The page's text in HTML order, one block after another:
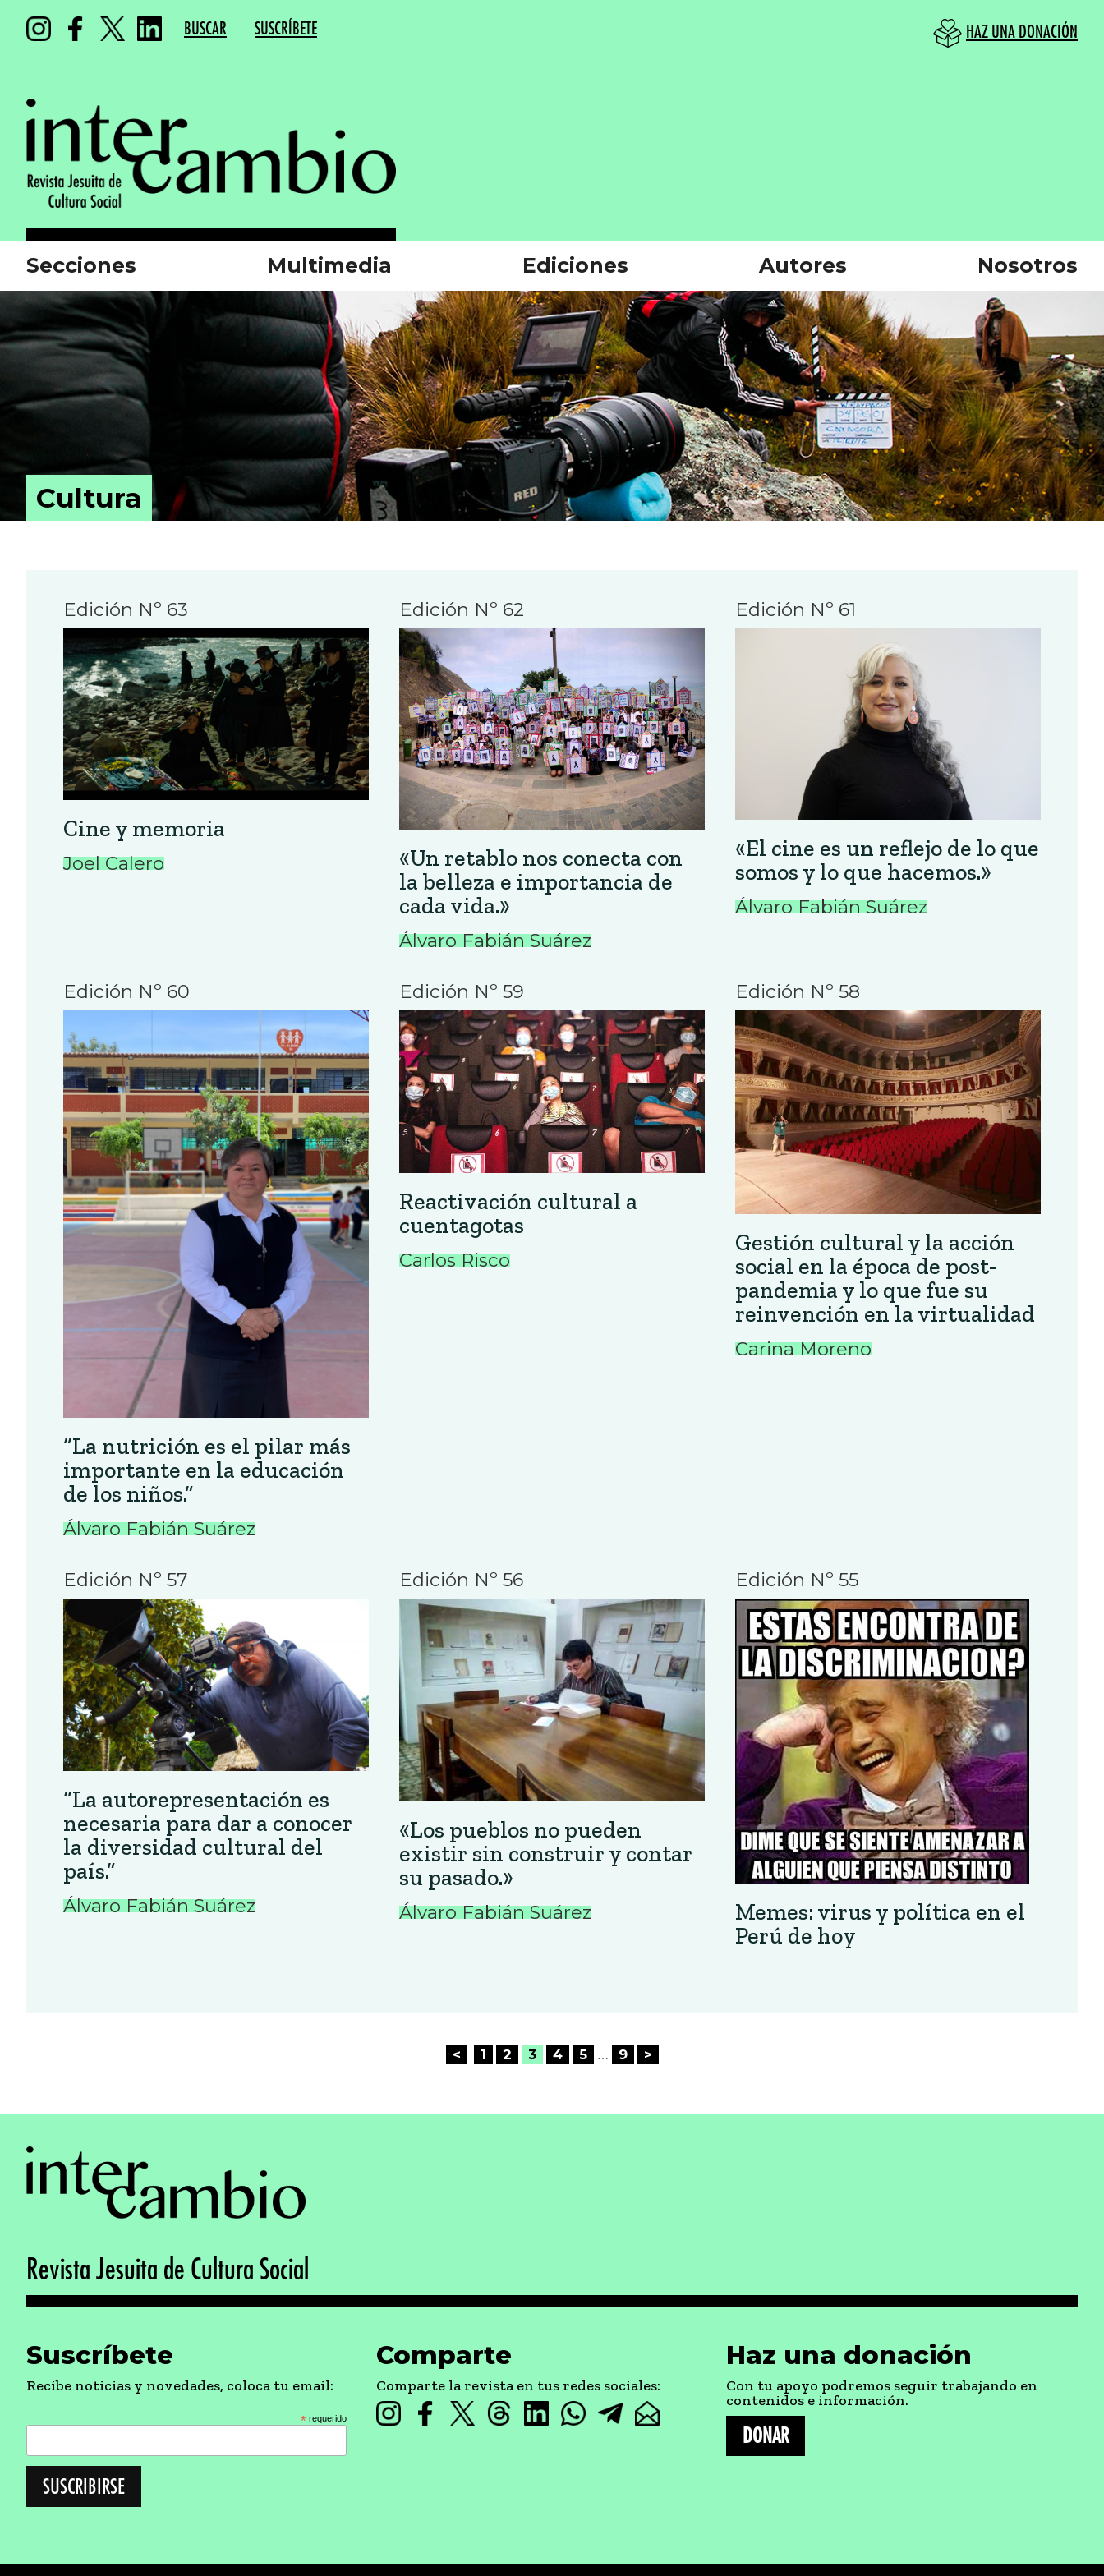
BUSCAR SUSCRÍBETE HAZ UNA DONACIÓN
Secciones Multimedia Ediciones Autores Nosotros
Cultura
Edición Nº 63
Cine y memoria
Joel Calero
Edición Nº 62
«Un retablo nos conecta con
la belleza e importancia de
cada vida.»
Álvaro Fabián Suárez
Edición Nº 61
«El cine es un reflejo de lo que
somos y lo que hacemos.»
Álvaro Fabián Suárez
Edición Nº 60
“La nutrición es el pilar más
importante en la educación
de los niños.”
Álvaro Fabián Suárez
Edición Nº 59
Reactivación cultural a
cuentagotas
Carlos Risco
Edición Nº 58
Gestión cultural y la acción
social en la época de post-
pandemia y lo que fue su
reinvención en la virtualidad
Carina Moreno
Edición Nº 57
“La autorepresentación es
necesaria para dar a conocer
la diversidad cultural del
país.”
Álvaro Fabián Suárez
Edición Nº 56
«Los pueblos no pueden
existir sin construir y contar
su pasado.»
Álvaro Fabián Suárez
Edición Nº 55
Memes: virus y política en el
Perú de hoy
< 1 2 3 4 5 … 9 >
Revista Jesuita de Cultura Social
Suscríbete
Recibe noticias y novedades, coloca tu email:
* requerido
Comparte
Comparte la revista en tus redes sociales:
Haz una donación
Con tu apoyo podremos seguir trabajando en
contenidos e información.
DONAR